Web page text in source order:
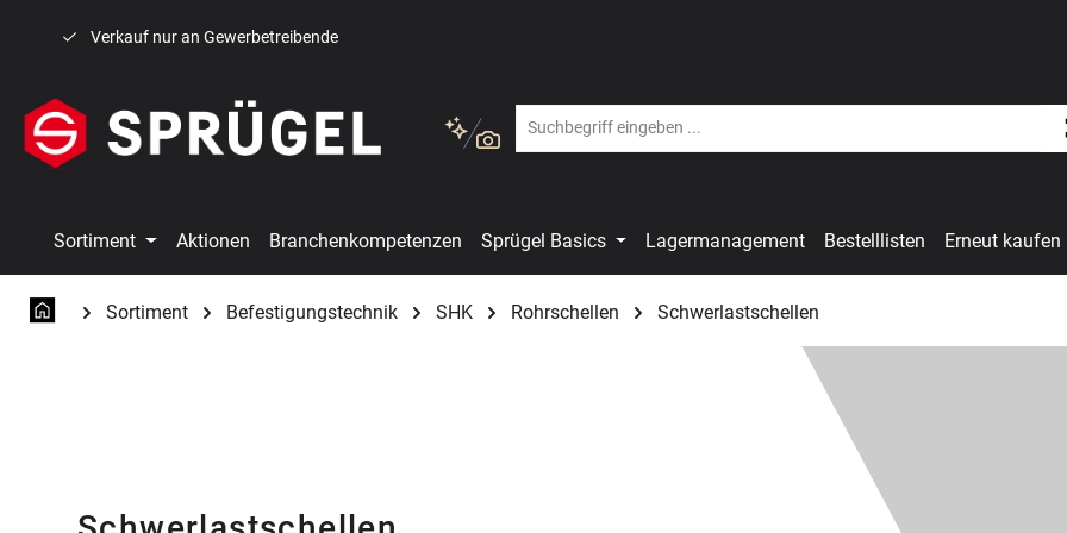
Verkauf nur an Gewerbetreibende
Sortiment Aktionen Branchenkompetenzen Sprügel Basics Lagermanagement Bestelllisten Erneut kaufen
Sortiment Befestigungstechnik SHK Rohrschellen Schwerlastschellen